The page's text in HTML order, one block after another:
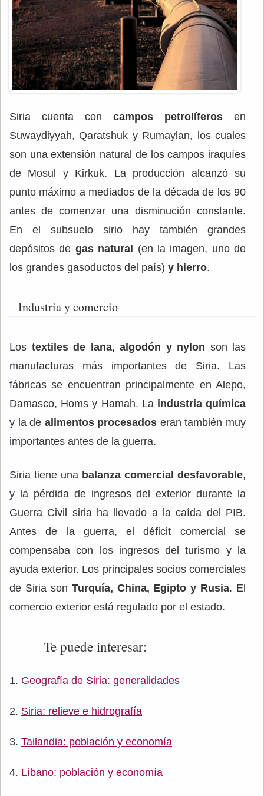
Siria cuenta con campos petrolíferos en
Suwaydiyyah, Qaratshuk y Rumaylan, los cuales
son una extensión natural de los campos iraquíes
de Mosul y Kirkuk. La producción alcanzó su
punto máximo a mediados de la década de los 90
antes de comenzar una disminución constante.
En el subsuelo sirio hay también grandes
depósitos de gas natural (en la imagen, uno de
los grandes gasoductos del país) y hierro.
Industria y comercio
Los textiles de lana, algodón y nylon son las
manufacturas más importantes de Siria. Las
fábricas se encuentran principalmente en Alepo,
Damasco, Homs y Hamah. La industria química
y la de alimentos procesados eran también muy
importantes antes de la guerra.
Siria tiene una balanza comercial desfavorable,
y la pérdida de ingresos del exterior durante la
Guerra Civil siria ha llevado a la caída del PIB.
Antes de la guerra, el déficit comercial se
compensaba con los ingresos del turismo y la
ayuda exterior. Los principales socios comerciales
de Siria son Turquía, China, Egipto y Rusia. El
comercio exterior está regulado por el estado.
Te puede interesar:
Geografía de Siria: generalidades
Siria: relieve e hidrografía
Tailandia: población y economía
Líbano: población y economía